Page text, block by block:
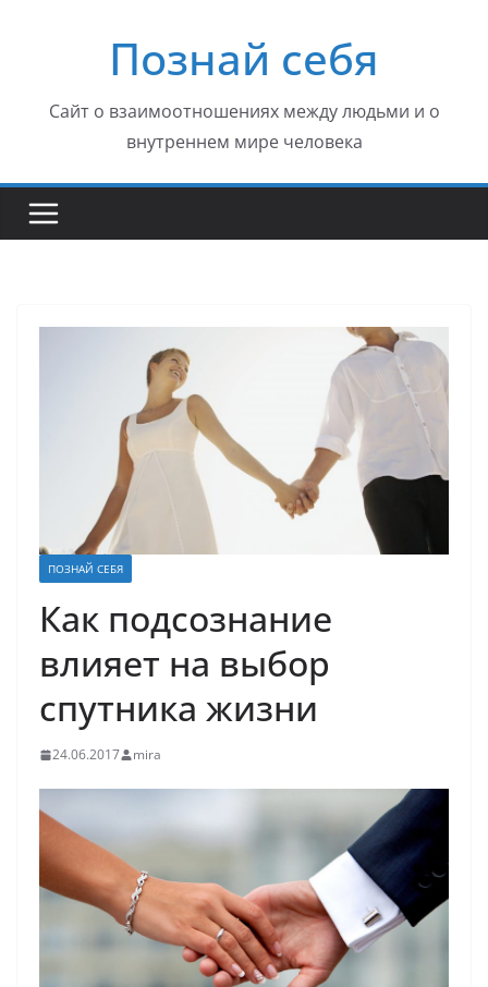
содержимомуПознай себя
Сайт о взаимоотношениях между людьми и о
внутреннем мире человека
ПОЗНАЙ СЕБЯ
Как подсознание
влияет на выбор
спутника жизни
24.06.2017 mira